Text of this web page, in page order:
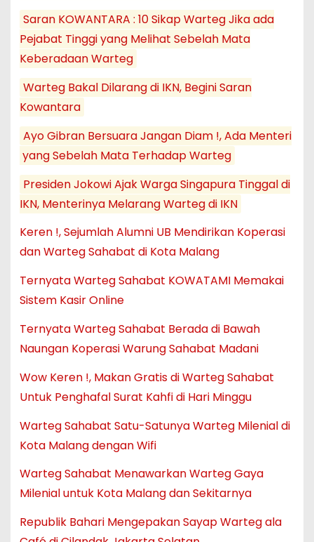
Saran KOWANTARA : 10 Sikap Warteg Jika ada
Pejabat Tinggi yang Melihat Sebelah Mata
Keberadaan Warteg
Warteg Bakal Dilarang di IKN, Begini Saran
Kowantara
Ayo Gibran Bersuara Jangan Diam !, Ada Menteri
yang Sebelah Mata Terhadap Warteg
Presiden Jokowi Ajak Warga Singapura Tinggal di
IKN, Menterinya Melarang Warteg di IKN
Keren !, Sejumlah Alumni UB Mendirikan Koperasi
dan Warteg Sahabat di Kota Malang
Ternyata Warteg Sahabat KOWATAMI Memakai
Sistem Kasir Online
Ternyata Warteg Sahabat Berada di Bawah
Naungan Koperasi Warung Sahabat Madani
Wow Keren !, Makan Gratis di Warteg Sahabat
Untuk Penghafal Surat Kahfi di Hari Minggu
Warteg Sahabat Satu-Satunya Warteg Milenial di
Kota Malang dengan Wifi
Warteg Sahabat Menawarkan Warteg Gaya
Milenial untuk Kota Malang dan Sekitarnya
Republik Bahari Mengepakan Sayap Warteg ala